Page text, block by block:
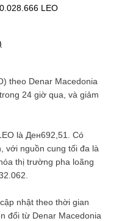
LEO
) theo Denar Macedonia
trong 24 giờ qua, và giảm
là Ден692,51
. Có
với nguồn cung tối đa là
thị trường pha loãng
nhật theo thời gian
đổi từ Denar Macedonia